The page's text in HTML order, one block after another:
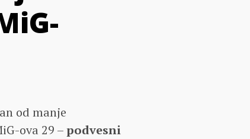
od manje
ova 29 –podvesni